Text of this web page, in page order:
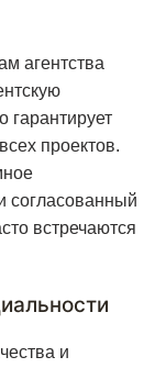
агентства
гарантирует
проектов.
согласованный
встречаются
и